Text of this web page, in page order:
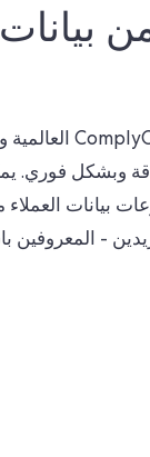
وبشكل فوري.
بيانات
- المعروفين باسم